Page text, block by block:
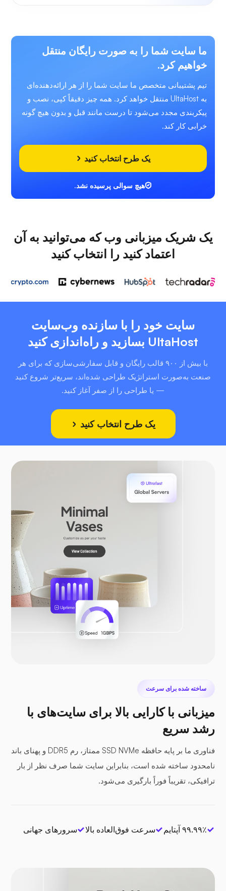
ما سایت شما را به صورت رایگان منتقل
خواهیم کرد.
تیم پشتیبانی متخصص ما سایت شما را از هر ارائه‌دهنده‌ای
به UltaHost منتقل خواهد کرد. همه چیز دقیقاً کپی، نصب و
پیکربندی مجدد می‌شود تا درست مانند قبل و بدون هیچ گونه
خرابی کار کند.
یک طرح انتخاب کنید
هیچ سوالی پرسیده نشد.
یک شریک میزبانی وب که می‌توانید به آن
اعتماد کنید را انتخاب کنید
سایت خود را با سازنده وب‌سایت
UltaHost بسازید و راه‌اندازی کنید
با بیش از ۹۰۰ قالب رایگان و قابل سفارشی‌سازی که برای هر
صنعت به‌صورت استراتژیک طراحی شده‌اند، سریع‌تر شروع کنید
— یا طراحی را از صفر آغاز کنید.
یک طرح انتخاب کنید
ساخته شده برای سرعت
میزبانی با کارایی بالا برای سایت‌های با
رشد سریع
فناوری ما بر پایه حافظه SSD NVMe ممتاز، رم DDR5 و پهنای باند
نامحدود ساخته شده است، بنابراین سایت شما صرف نظر از بار
ترافیکی، تقریباً فوراً بارگیری می‌شود.
۹۹.۹۹٪ آپتایم سرعت فوق‌العاده بالا سرورهای جهانی